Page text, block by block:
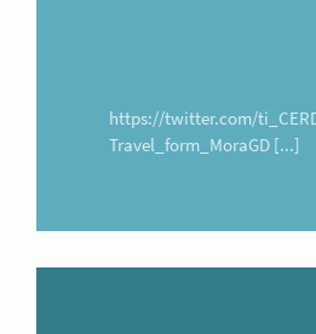
https://twitter.com/
Travel_form_MoraGD [...]